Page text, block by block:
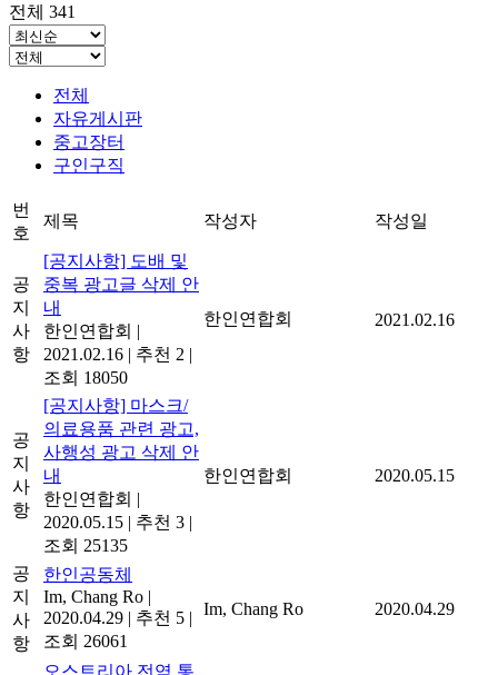
전체 341
전체
자유게시판
중고장터
구인구직
번
호
제목 작성자 작성일
공
지
사
항
[공지사항] 도배 및
중복 광고글 삭제 안
내
한인연합회 |
2021.02.16 | 추천 2 |
조회 18050
한인연합회 2021.02.16
공
지
사
항
[공지사항] 마스크/
의료용품 관련 광고,
사행성 광고 삭제 안
내
한인연합회 |
2020.05.15 | 추천 3 |
조회 25135
한인연합회 2020.05.15
공
지
사
항
한인공동체
Im, Chang Ro |
2020.04.29 | 추천 5 |
조회 26061
Im, Chang Ro 2020.04.29